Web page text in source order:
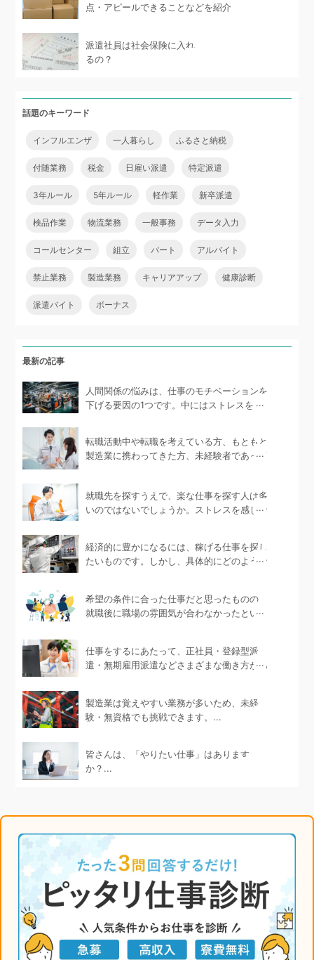
点・アピールできることなどを紹介
派遣社員は社会保険に入れ
るの？
話題のキーワード
インフルエンザ 一人暮らし ふるさと納税
付随業務 税金 日雇い派遣 特定派遣
3年ルール 5年ルール 軽作業 新卒派遣
検品作業 物流業務 一般事務 データ入力
コールセンター 組立 パート アルバイト
禁止業務 製造業務 キャリアアップ 健康診断
派遣バイト ボーナス
最新の記事
人間関係の悩みは、仕事のモチベーションを
下げる要因の1つです。中にはストレスを抱
転職活動中や転職を考えている方、もともと
製造業に携わってきた方、未経験者であって
就職先を探すうえで、楽な仕事を探す人は多
いのではないでしょうか。ストレスを感じな
経済的に豊かになるには、稼げる仕事を探し
たいものです。しかし、具体的にどのような
希望の条件に合った仕事だと思ったものの、
就職後に職場の雰囲気が合わなかったという
仕事をするにあたって、正社員・登録型派
遣・無期雇用派遣などさまざまな働き方があ
製造業は覚えやすい業務が多いため、未経
験・無資格でも挑戦できます。...
皆さんは、「やりたい仕事」はあります
か？...